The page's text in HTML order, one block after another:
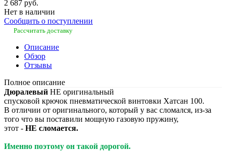
2 687 руб.
Нет в наличии
Сообщить о поступлении
Рассчитать доставку
Описание
Обзор
Отзывы
Полное описание
Дюралевый НЕ оригинальный
спусковой крючок пневматической винтовки Хатсан 100.
В отличии от оригинального, который у вас сломался, из-за
того что вы поставили мощную газовую пружину,
этот - НЕ сломается.
Именно поэтому он такой дорогой.